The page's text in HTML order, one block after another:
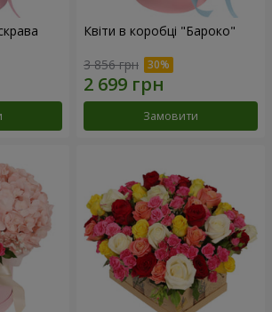
Квіти в коробці "Бароко"
3 856 грн
Замовити